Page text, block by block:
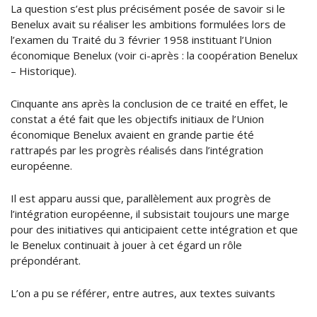
La question s’est plus précisément posée de savoir si le
Benelux avait su réaliser les ambitions formulées lors de
l’examen du Traité du 3 février 1958 instituant l’Union
économique Benelux (voir ci-après : la coopération Benelux
– Historique).
Cinquante ans après la conclusion de ce traité en effet, le
constat a été fait que les objectifs initiaux de l’Union
économique Benelux avaient en grande partie été
rattrapés par les progrès réalisés dans l’intégration
européenne.
Il est apparu aussi que, parallèlement aux progrès de
l’intégration européenne, il subsistait toujours une marge
pour des initiatives qui anticipaient cette intégration et que
le Benelux continuait à jouer à cet égard un rôle
prépondérant.
L’on a pu se référer, entre autres, aux textes suivants